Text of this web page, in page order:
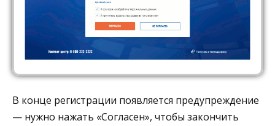
В конце регистрации появляется предупреждение
— нужно нажать «Согласен», чтобы закончить